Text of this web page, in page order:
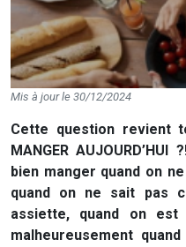
Mis à jour le 30/12/2024
Cette question revient
MANGER
bien manger quand on
quand on ne sait pas
assiette, quand on est
malheureusement